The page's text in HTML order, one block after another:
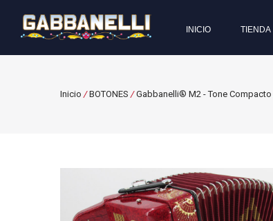
INICIO TIENDA
Inicio /BOTONES /Gabbanelli® M2 - Tone Compacto